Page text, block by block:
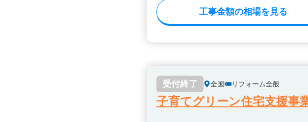
工事金額の相場を見る
受付終了 全国 リフォーム全般
子育てグリーン住宅支援事